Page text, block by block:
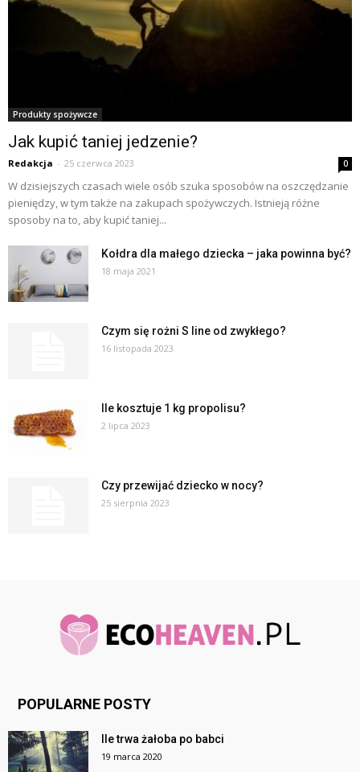
Produkty spożywcze
Jak kupić taniej jedzenie?
Redakcja - 25 czerwca 2023 0
W dzisiejszych czasach wiele osób szuka sposobów na oszczędzanie
pieniędzy, w tym także na zakupach spożywczych. Istnieją różne
sposoby na to, aby kupić taniej...
Kołdra dla małego dziecka – jaka powinna być?
18 maja 2021
Czym się rożni S line od zwykłego?
16 listopada 2023
Ile kosztuje 1 kg propolisu?
2 lipca 2023
Czy przewijać dziecko w nocy?
25 sierpnia 2023
POPULARNE POSTY
Ile trwa żałoba po babci
19 marca 2020